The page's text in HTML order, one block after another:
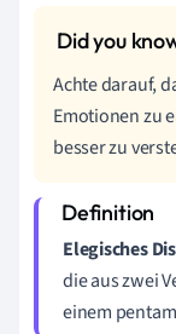
Achte darauf,
Emotionen zu
besser zu
Elegisches
die aus zwei
einem